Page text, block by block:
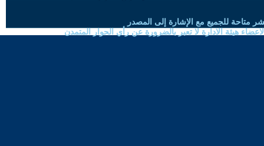
متاحة للجميع مع الإشارة إلى المصدر
هيئة الادارة لا تعبر بالضرورة عن رأي الحوار المتمدن